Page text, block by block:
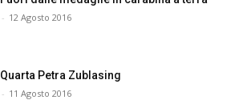
- 12 Agosto 2016
Quarta Petra Zublasing
- 11 Agosto 2016